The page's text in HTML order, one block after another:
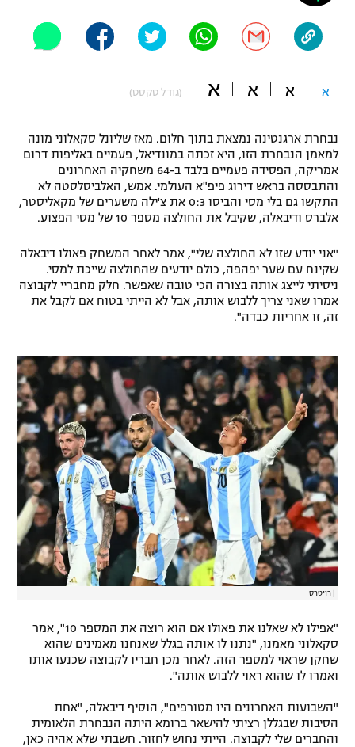
"מחצית בשכונה" – פודקאסט
תקנון עבור פעילות אלקטרה
תקנון עבור פעילות ספורט 1 – "מרלן"
גיימינג E-Sports
מדיניות פרטיות
רשיון להקרנה פומבית לבית עסק
הצטרפות לחבילת הערוצים
לוח דרושים – ג'ובנט
תגיות
המגזין
אופניים
פוטבול אמריקאי NFL
בייסבול MLB
ספורט אתגרי ואקסטרים
אומנויות לחימה
גיימינג E-Sports
א א א א (גודל טקסט)
נבחרת ארגנטינה נמצאת בתוך חלום. מאז שליונל סקאלוני מונה
למאמן הנבחרת הזו, היא זכתה במונדיאל, פעמיים באליפות דרום
אמריקה, הפסידה פעמיים בלבד ב-64 משחקיה האחרונים
והתבססה בראש דירוג פיפ"א העולמי. אמש, האלביסלסטה לא
התקשו גם בלי מסי והביסו 0:3 את צ'ילה משערים של מקאליסטר,
אלברס ודיבאלה, שקיבל את החולצה מספר 10 של מסי הפצוע.
"אני יודע שזו לא החולצה שלי", אמר לאחר המשחק פאולו דיבאלה
שקינח עם שער יפהפה, כולם יודעים שהחולצה שייכת למסי.
ניסיתי לייצג אותה בצורה הכי טובה שאפשר. חלק מחבריי לקבוצה
אמרו שאני צריך ללבוש אותה, אבל לא הייתי בטוח אם לקבל את
זה, זו אחריות כבדה".
רויטרס
"אפילו לא שאלנו את פאולו אם הוא רוצה את המספר 10", אמר
סקאלוני מאמנו, "נתנו לו אותה בגלל שאנחנו מאמינים שהוא
שחקן שראוי למספר הזה. לאחר מכן חבריו לקבוצה שכנעו אותו
ואמרו לו שהוא ראוי ללבוש אותה".
"השבועות האחרונים היו מטורפים", הוסיף דיבאלה, "אחת
הסיבות שבגללן רציתי להישאר ברומא היתה הנבחרת הלאומית
והחברים שלי לקבוצה. הייתי נחוש לחזור. חשבתי שלא אהיה כאן,